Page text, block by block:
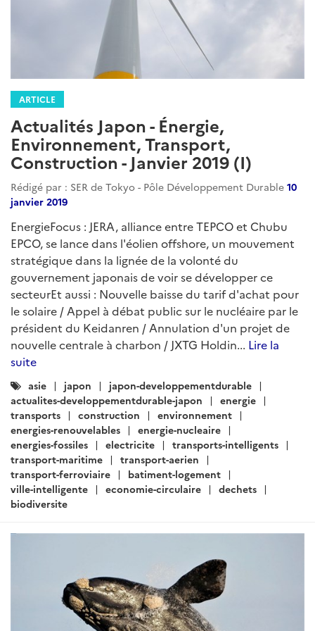
Actualités Japon - Énergie,
Environnement, Transport,
Construction - Juillet 2019 (I)
Rédigé par : SER de Tokyo - Pôle Développement Durable
juillet 2019
Le Japon quitte officiellement la Commission
Baleinière Internationale et relance la chasse
commerciale. Il poursuit par ailleurs ses initiatives en
faveur du déploiement des véhicules autonomes. La
"société à l'hydrogène" promue par le gouvernement
japonais induit la multiplication de ses collaborations
internationales en la matière, y compris avec les pays
producteurs d'énergies fossiles....Lire la suite
Catégories
:
japon asie
japon-developpementdurable
actualites-developpementdurable-japon
environnement
climat biodiversite
dechets
mer-oceans
economie-circulaire
finance-verte
transports
transports-intelligents
automobile
transport-routier
transport-maritime
transport-aerien
energie-stockage
energies-renouvelables
electricite
transition-energetique
infrastructures urbanisme
ARTICLE
Actualités Japon - Énergie,
Environnement, Transport,
Construction - Mai 2019 (II)
Rédigé par : SER de Tokyo - Pôle Développement Durable22
Environnement : Les principales enseignes de
proximité (konbinis) vont autoriser les rabais sur les
produits proches de l’expiration pour réduire le
gaspillage alimentaire. Climat : La ville de Tokyo se fixe